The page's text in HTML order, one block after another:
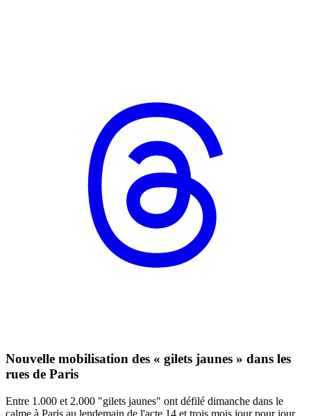
Nouvelle mobilisation des « gilets jaunes » dans les
rues de Paris
Entre 1.000 et 2.000 "gilets jaunes" ont défilé dimanche dans le
calme à Paris au lendemain de l'acte 14 et trois mois jour pour jour